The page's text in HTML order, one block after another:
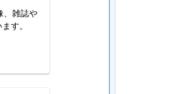
、雑誌や
す。